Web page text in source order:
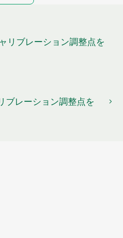
リブレーション調整点を
ブレーション調整点を